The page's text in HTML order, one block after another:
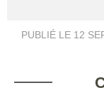
PUBLIÉ LE 12